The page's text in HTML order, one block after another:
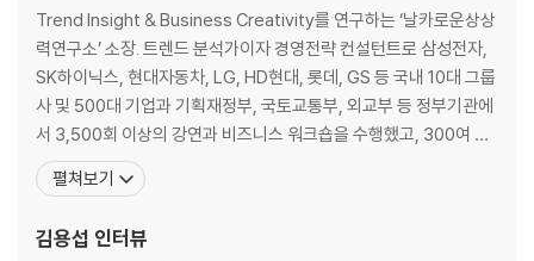
대응해야 할까?
2. 빈티지 시계와 빈티지 카, 욕망은 히스토리를 탐한다
왜 가상 화폐 거래소는 빈티지 시계 시장을 주목했을까?｜신상품보다 훨
씬 비싼 중고: 빈티지 시계는 과시적이다｜빈티지 카, 욕망의 끝판왕인가
자원 순환인가?
3. 테니스 붐, 왜 테니스는 새로운 욕망이 되었을까?
Trend Insight & Business Creativity를 연구하는 ‘날카로운상상
력연구소’ 소장. 트렌드 분석가이자 경영전략 컨설턴트로 삼성전자,
SK하이닉스, 현대자동차, LG, HD현대, 롯데, GS 등 국내 10대 그룹
사 및 500대 기업과 기획재정부, 국토교통부, 외교부 등 정부기관에
서 3,500회 이상의 강연과 비즈니스 워크숍을 수행했고, 300여 건
의 컨설팅 프로젝트를 수행했다. 〈한국경제신문〉, 〈한겨레신문〉, 〈머
니투데이〉 등에서 칼럼니스트로 활동했고, 휴넷CEO, SERICEO 등
를 제공했다.
펼쳐보기
김용섭 인터뷰